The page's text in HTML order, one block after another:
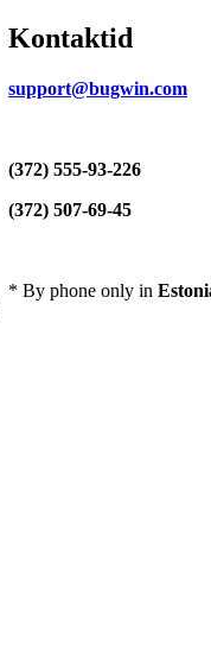
Kontaktid
support@bugwin.com
(372) 555-93-226
(372) 507-69-45
* By phone only in